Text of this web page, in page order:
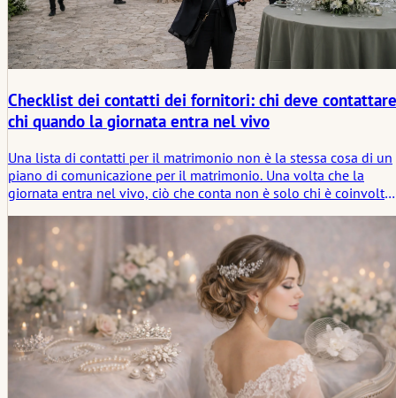
Checklist dei contatti dei fornitori: chi deve contattare
chi quando la giornata entra nel vivo
Una lista di contatti per il matrimonio non è la stessa cosa di un
piano di comunicazione per il matrimonio. Una volta che la
giornata entra nel vivo, ciò che conta non è solo chi è coinvolto,
momento.